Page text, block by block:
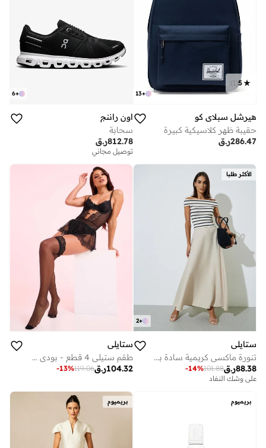
+
13
5
(
1
)
هيرشل سبلاي كو
حقيبة ظهر كلاسيكية كبيرة
ر.ق286.47
+
6
اون راننج
سحابة
ر.ق812.78
توصيل مجاني
الأكثر طلبا
+
2
ستايلي
تنورة ماكسي كريمية سادة بقصة A
ر.ق88.38
101.88
-14%
على وشك النفاد
ستايلي
طقم ستيلي 4 قطع - بودي سوت دانتيل، تنورة، حمالات وجوارب فخذ عالية
ر.ق104.32
119.06
-13%
بريميوم بريميوم